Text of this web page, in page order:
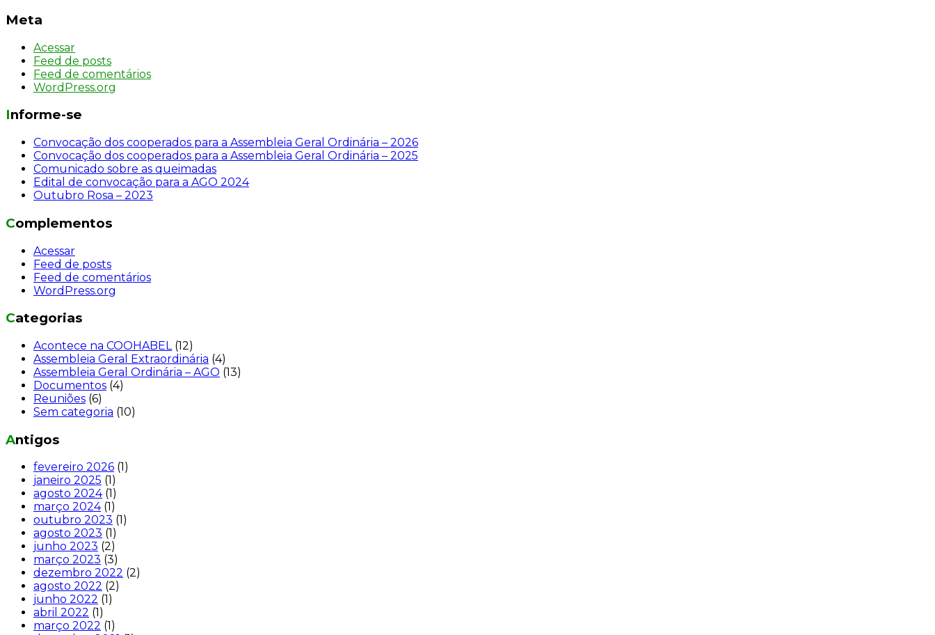
Meta
Acessar
Feed de posts
Feed de comentários
WordPress.org
Informe-se
Convocação dos cooperados para a Assembleia Geral Ordinária – 2026
Convocação dos cooperados para a Assembleia Geral Ordinária – 2025
Comunicado sobre as queimadas
Edital de convocação para a AGO 2024
Outubro Rosa – 2023
Complementos
Acessar
Feed de posts
Feed de comentários
WordPress.org
Categorias
Acontece na COOHABEL(12)
Assembleia Geral Extraordinária (4)
Assembleia Geral Ordinária – AGO (13)
Documentos (4)
Reuniões (6)
Sem categoria (10)
Antigos
fevereiro 2026 (1)
janeiro 2025 (1)
agosto 2024(1)
março 2024(1)
outubro 2023 (1)
agosto 2023 (1)
junho 2023 (2)
março 2023 (3)
dezembro 2022 (2)
agosto 2022 (2)
junho 2022 (1)
abril 2022 (1)
março 2022 (1)